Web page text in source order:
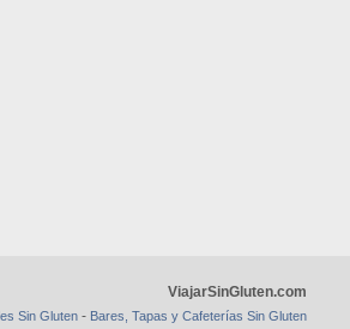
ViajarSinGluten.com
Sin Gluten - Bares, Tapas y Cafeterías Sin Gluten